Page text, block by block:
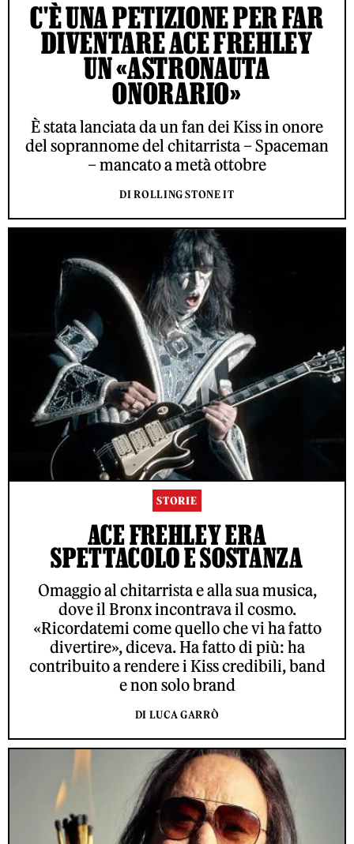
C'È UNA PETIZIONE PER FAR
DIVENTARE ACE FREHLEY
UN «ASTRONAUTA
ONORARIO»
È stata lanciata da un fan dei Kiss in onore
del soprannome del chitarrista – Spaceman
– mancato a metà ottobre
DI ROLLING STONE IT
STORIE
ACE FREHLEY ERA
SPETTACOLO E SOSTANZA
Omaggio al chitarrista e alla sua musica,
dove il Bronx incontrava il cosmo.
«Ricordatemi come quello che vi ha fatto
divertire», diceva. Ha fatto di più: ha
contribuito a rendere i Kiss credibili, band
e non solo brand
DI LUCA GARRÒ